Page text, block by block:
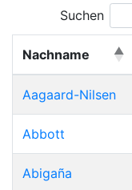
Suchen
Nachname
Aagaard-Nilsen
Abbott
Abigaña